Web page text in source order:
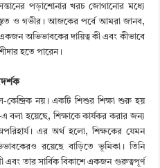
পড়াশোনার খরচ জোগানোর মধ্যে
ও গভীর। আজকের পর্বে আমরা জানব,
অভিভাবকের দায়িত্ব কী এবং কীভাবে
হতে পারেন।
কেন্দ্রিক নয়। একটি শিশুর শিক্ষা শুরু হয়
বলা হয়েছে, শিক্ষাকে কার্যকর করার জন্য
এর অর্থ হলো, শিক্ষকের যেমন
রয়েছে বাড়িতে ভূমিকা। তিনি
এবং তার সার্বিক বিকাশে একজন গুরুত্বপূর্ণ